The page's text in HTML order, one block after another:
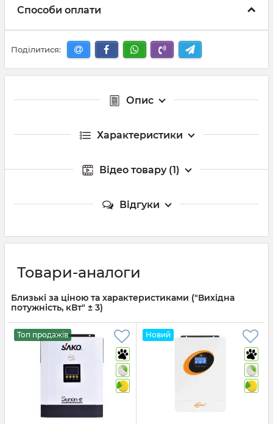
Способи оплати
Поділитися:
Опис
Характеристики
Відео товару (1)
Відгуки
Товари-аналоги
Близькі за ціною та характеристиками ("Вихідна
потужність, кВт" ± 3)
Топ продажів Новий